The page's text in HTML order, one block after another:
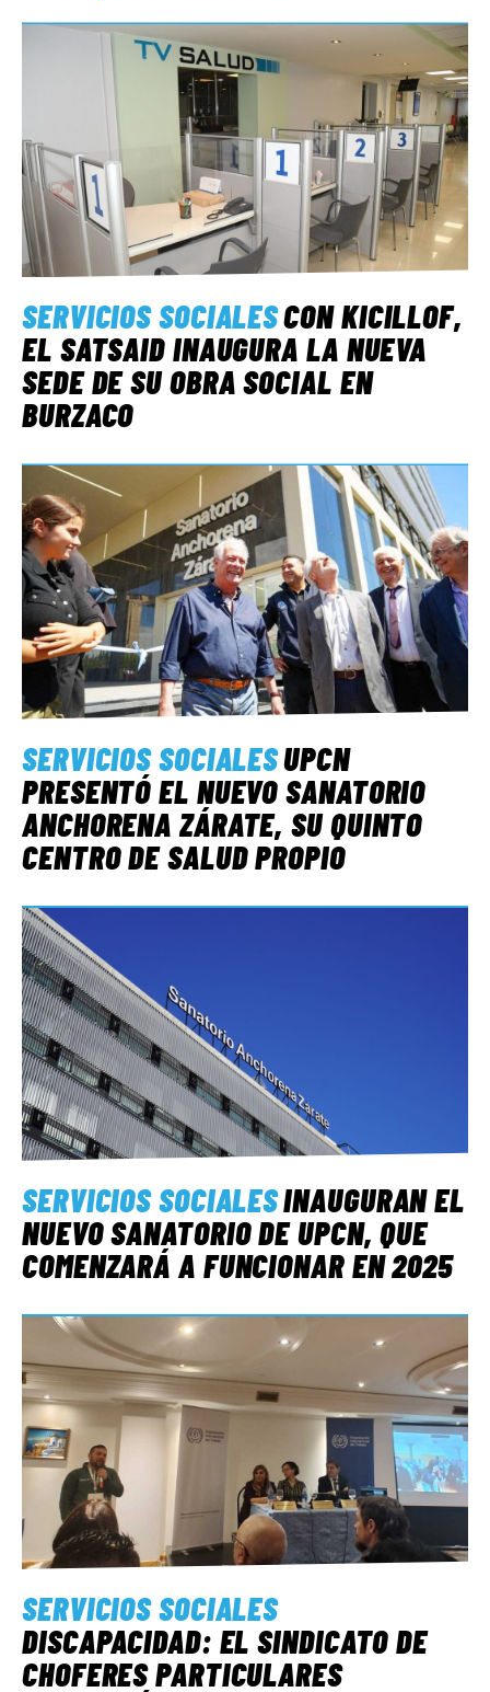
SERVICIOS SOCIALESCON KICILLOF,
EL SATSAID INAUGURA LA NUEVA
SEDE DE SU OBRA SOCIAL EN
BURZACO
SERVICIOS SOCIALESUPCN
PRESENTÓ EL NUEVO SANATORIO
ANCHORENA ZÁRATE, SU QUINTO
CENTRO DE SALUD PROPIO
SERVICIOS SOCIALESINAUGURAN EL
NUEVO SANATORIO DE UPCN, QUE
COMENZARÁ A FUNCIONAR EN 2025
SERVICIOS SOCIALES
DISCAPACIDAD: EL SINDICATO DE
CHOFERES PARTICULARES